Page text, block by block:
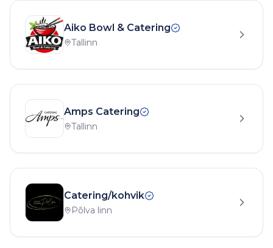
Aiko Bowl & Catering
Tallinn
Amps Catering
Tallinn
Catering/kohvik
Põlva linn